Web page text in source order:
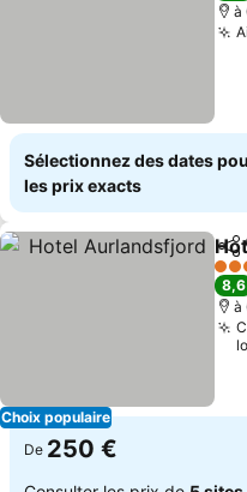
à
Sélectionnez des dates
les prix exacts
Choix populaire
4
8,6
à
De 250 €